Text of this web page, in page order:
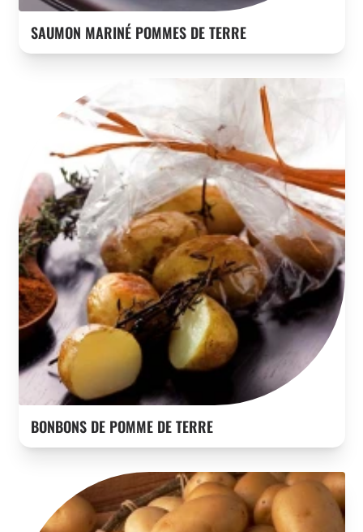
SAUMON MARINÉ POMMES DE TERRE
BONBONS DE POMME DE TERRE